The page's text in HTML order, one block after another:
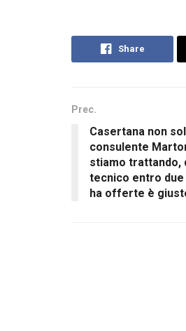
Share
Prec.
Casertana non
consulente
stiamo trattando,
tecnico entro due
ha offerte è